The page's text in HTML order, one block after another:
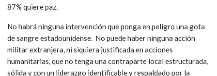
87% quiere paz.
No habrá ninguna intervención que ponga en peligro una gota
de sangre estadounidense. No puede haber ninguna acción
militar extranjera, ni siquiera justificada en acciones
humanitarias, que no tenga una contraparte local estructurada,
sólida y con un liderazgo identificable y respaldado por la